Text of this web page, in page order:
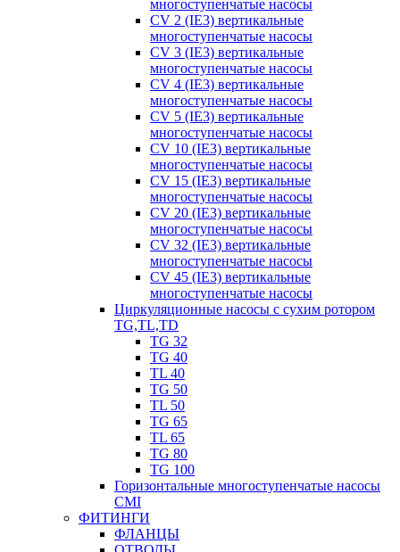
многоступенчатые насосы
CV 2 (IE3) вертикальные
многоступенчатые насосы
CV 3 (IE3) вертикальные
многоступенчатые насосы
CV 4 (IE3) вертикальные
многоступенчатые насосы
CV 5 (IE3) вертикальные
многоступенчатые насосы
CV 10 (IE3) вертикальные
многоступенчатые насосы
CV 15 (IE3) вертикальные
многоступенчатые насосы
CV 20 (IE3) вертикальные
многоступенчатые насосы
CV 32 (IE3) вертикальные
многоступенчатые насосы
CV 45 (IE3) вертикальные
многоступенчатые насосы
Циркуляционные насосы с сухим ротором
TG,TL,TD
TG 32
TG 40
TL 40
TG 50
TL 50
TG 65
TL 65
TG 80
TG 100
Горизонтальные многоступенчатые насосы
CMI
ФИТИНГИ
ФЛАНЦЫ